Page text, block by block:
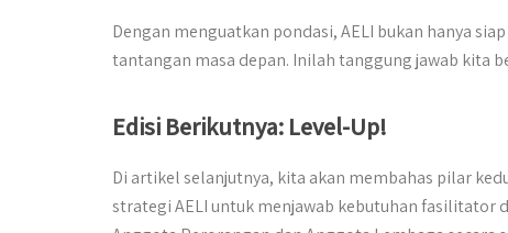
Dengan menguatkan pondasi, AELI bukan hanya
tantangan masa depan. Inilah tanggung jawab kita
Edisi Berikutnya: Level-Up!
Di artikel selanjutnya, kita akan membahas pilar
strategi AELI untuk menjawab kebutuhan fasilitator